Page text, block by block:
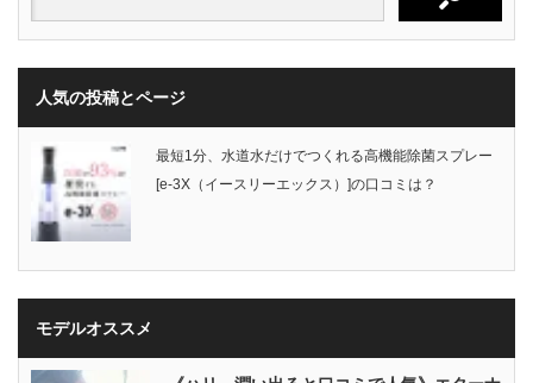
人気の投稿とページ
最短1分、水道水だけでつくれる高機能除菌スプレー
[e-3X（イースリーエックス）]の口コミは？
モデルオススメ